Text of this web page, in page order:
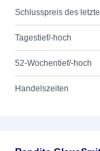
Schlusspreis des
Tagestief/-hoch
52-Wochentief/-hoch
Handelszeiten